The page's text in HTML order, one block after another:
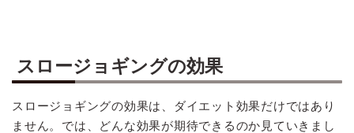
スロージョギングの効果
スロージョギングの効果は、ダイエット効果だけではあり
ません。では、どんな効果が期待できるのか見ていきまし